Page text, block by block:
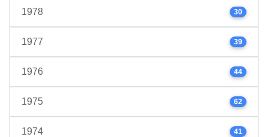
1978 30
1977 39
1976 44
1975 62
1974 41